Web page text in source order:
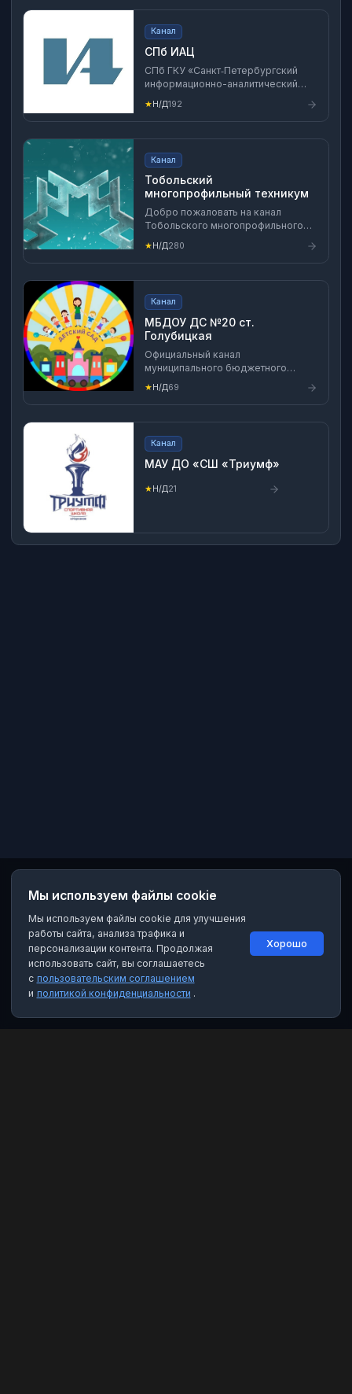
Канал
СПб ИАЦ
СПб ГКУ «Санкт‑Петербургский
информационно-аналитический
центр» находится в ведении
Комитета по информатизации и
связи. Мы создаём и развиваем
государственные информационные
системы, внедряем средства
защиты информации,
разрабатываем цифровые сервисы
для граждан. Есть вопрос?
327-94-18
★Н/Д192
Канал
Тобольский
многопрофильный техникум
Добро пожаловать на канал
Тобольского многопрофильного
техникума!
★Н/Д280
Канал
МБДОУ ДС №20 ст.
Голубицкая
Официальный канал
муниципального бюджетного
дошкольного образовательного
учреждения "Детский сад 20"
муниципального образования
Темрюкский район
★Н/Д69
Канал
МАУ ДО «СШ «Триумф»
★ Н/Д21
Мы используем файлы cookie
Мы используем файлы cookie для улучшения
работы сайта, анализа трафика и
персонализации контента. Продолжая
использовать сайт, вы соглашаетесь
с пользовательским соглашением
и политикой конфиденциальности .
Хорошо